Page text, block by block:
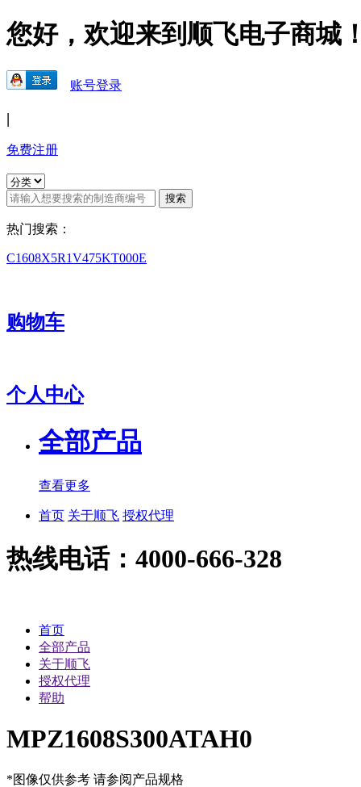
您好，欢迎来到顺飞电子商城
账号登录
|
免费注册
热门搜索：
C1608X5R1V475KT000E
购物车
个人中心
全部产品
查看更多
首页 关于顺飞 授权代理
热线电话：4000-666-328
首页
全部产品
关于顺飞
授权代理
帮助
MPZ1608S300ATAH0
*图像仅供参考 请参阅产品规格